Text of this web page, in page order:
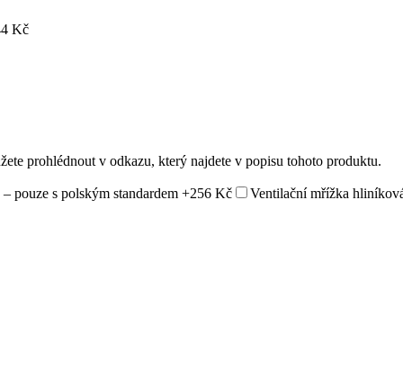
Kč
prohlédnout v odkazu, který najdete v popisu tohoto produktu.
pouze s polským standardem +256 Kč Ventilační mřížka